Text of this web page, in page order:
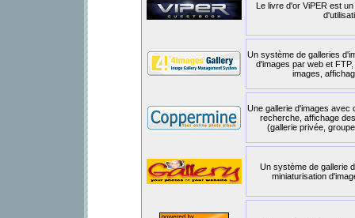
Le livre d'or ViPER est
Un système de galleries
d'images par web et
images,
Une gallerie d'images avec
recherche, affichage
(gallerie privée,
Un système de gallerie
miniaturisation